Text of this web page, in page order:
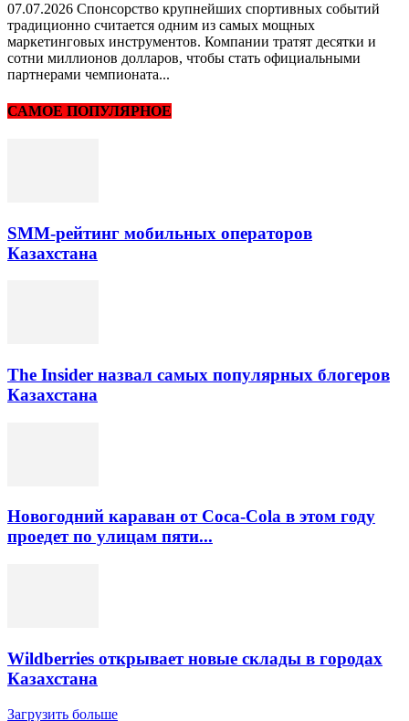
07.07.2026 Спонсорство крупнейших спортивных событий
традиционно считается одним из самых мощных
маркетинговых инструментов. Компании тратят десятки и
сотни миллионов долларов, чтобы стать официальными
партнерами чемпионата...
САМОЕ ПОПУЛЯРНОЕ
SMM-рейтинг мобильных операторов
Казахстана
The Insider назвал самых популярных блогеров
Казахстана
Новогодний караван от Coca-Cola в этом году
проедет по улицам пяти...
Wildberries открывает новые склады в городах
Казахстана
Загрузить больше